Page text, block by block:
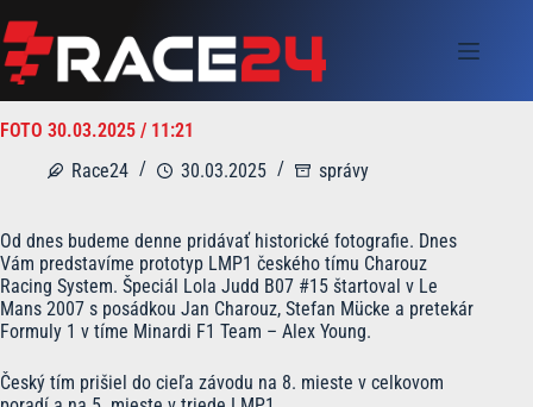
to
content
FOTO 30.03.2025 / 11:21
Race24
30.03.2025 správy
Od dnes budeme denne pridávať historické fotografie. Dnes
Vám predstavíme prototyp LMP1 českého tímu Charouz
Racing System. Špeciál Lola Judd B07 #15 štartoval v Le
Mans 2007 s posádkou Jan Charouz, Stefan Mücke a pretekár
Formuly 1 v tíme Minardi F1 Team – Alex Young.
Český tím prišiel do cieľa závodu na 8. mieste v celkovom